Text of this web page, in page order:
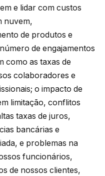
e lidar com custos
nuvem,
de produtos e
de engajamentos
como as taxas de
colaboradores e
o impacto de
limitação, conflitos
taxas de juros,
bancárias e
e problemas na
funcionários,
de nossos clientes,